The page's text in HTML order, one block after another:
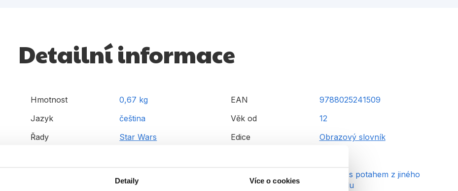
Detaily Více o cookies
Detailní informace
Hmotnost
0,67 kg
Jazyk
čeština
Řady
Star Wars
angličtina
EAN
9788025241509
Věk od
12
Edice
Obrazový slovník
vázaná s potahem z jiného
materiálu